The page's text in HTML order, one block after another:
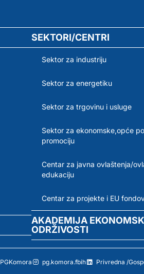
SEKTORI/CENTRI
Sektor za industriju
Sektor za energetiku
Sektor za trgovinu i usluge
Sektor za ekonomske,opće
promociju
Centar za javna ovlaštenja/
edukaciju
Centar za projekte i EU
AKADEMIJA
ODRŽIVOSTI
PGKomora pg.komora.fbih Privredna /